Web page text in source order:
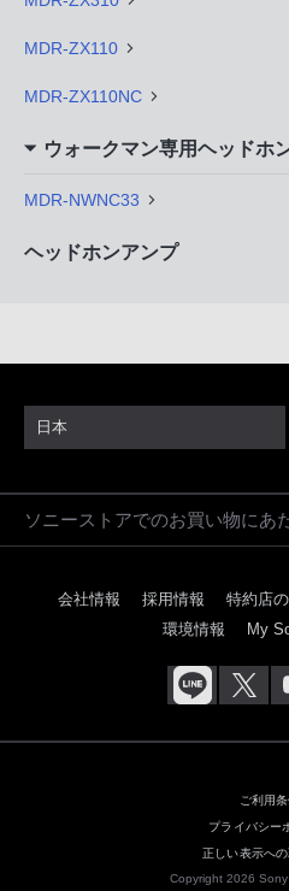
MDR-ZX110
MDR-ZX110NC
ウォークマン専用ヘッドホ
MDR-NWNC33
ヘッドホンアンプ
日本
ソニーストアでのお買い物にあ
会社情報 採用情報 特約店
環境情報
My
ご利用
プライバシー
正しい表示へ
Copyright 2026 Sony